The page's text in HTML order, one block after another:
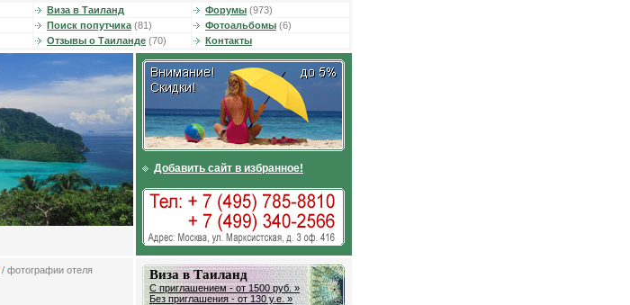
Виза в Таиланд Форумы (973)
Поиск попутчика (81) Фотоальбомы (6)
Отзывы о Таиланде (70) Контакты
Добавить сайт в избранное!
/ фотографии отеля
Виза в Таиланд
С приглашением - от 1500 руб. »
Без приглашения - от 130 у.е. »